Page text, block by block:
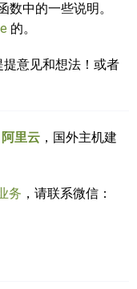
数中的一些说明。
的。
意见和想法！或者
阿里云 ，国外主机建
务 ，请联系微信：